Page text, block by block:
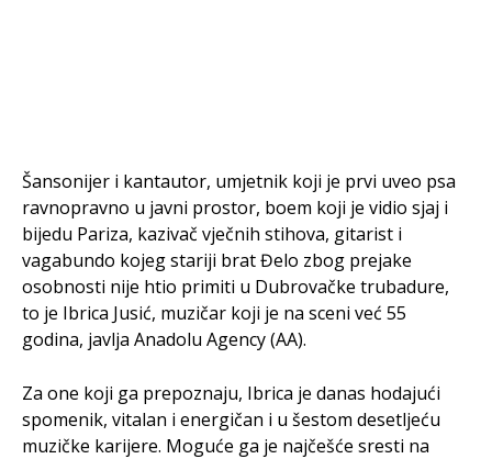
Šansonijer i kantautor, umjetnik koji je prvi uveo psa
ravnopravno u javni prostor, boem koji je vidio sjaj i
bijedu Pariza, kazivač vječnih stihova, gitarist i
vagabundo kojeg stariji brat Đelo zbog prejake
osobnosti nije htio primiti u Dubrovačke trubadure,
to je Ibrica Jusić, muzičar koji je na sceni već 55
godina, javlja Anadolu Agency (AA).
Za one koji ga prepoznaju, Ibrica je danas hodajući
spomenik, vitalan i energičan i u šestom desetljeću
muzičke karijere. Moguće ga je najčešće sresti na